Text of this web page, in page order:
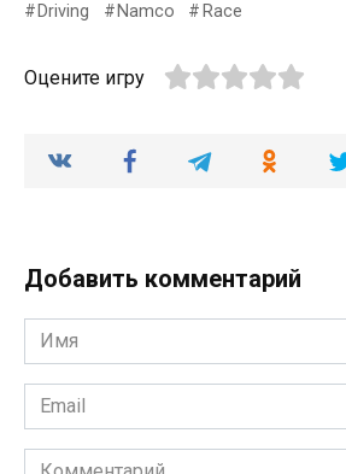
Driving Namco Race
Оцените игру
Добавить комментарий
Имя
*
Email
*
Комментарий